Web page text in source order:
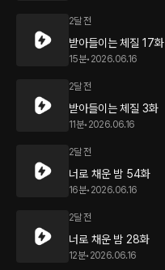
2달 전
받아들이는 체질 17화
15분• 2026.06.16
2달 전
받아들이는 체질 3화
11분• 2026.06.16
2달 전
너로 채운 밤 54화
16분• 2026.06.16
2달 전
너로 채운 밤 28화
12분• 2026.06.16